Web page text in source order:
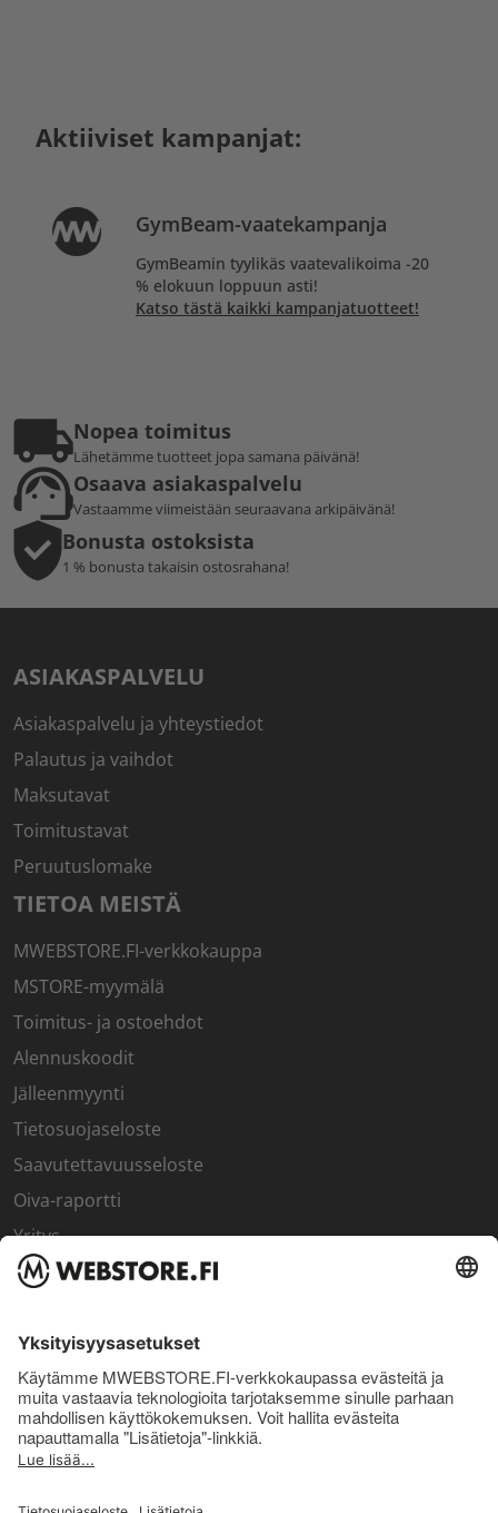
Aktiiviset kampanjat:
GymBeam-vaatekampanja
GymBeamin tyylikäs vaatevalikoima -20
% elokuun loppuun asti!
Katso tästä kaikki kampanjatuotteet!
Nopea toimitus
Lähetämme tuotteet jopa samana päivänä!
Osaava asiakaspalvelu
Vastaamme viimeistään seuraavana arkipäivänä!
Bonusta ostoksista
1 % bonusta takaisin ostosrahana!
ASIAKASPALVELU
Asiakaspalvelu ja yhteystiedot
Palautus ja vaihdot
Maksutavat
Toimitustavat
Peruutuslomake
TIETOA MEISTÄ
MWEBSTORE.FI-verkkokauppa
MSTORE-myymälä
Toimitus- ja ostoehdot
Alennuskoodit
Jälleenmyynti
Tietosuojaseloste
Saavutettavuusseloste
Oiva-raportti
Yritys
SISÄPIIRI
Sisäpiirin bonusohjelma
Uutiskirje
Uutiset ja artikkelit